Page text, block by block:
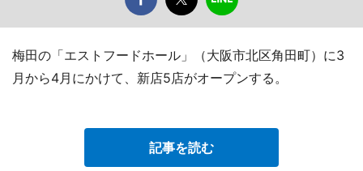
梅田の「エストフードホール」（大阪市北区角田町）に3
月から4月にかけて、新店5店がオープンする。
記事を読む